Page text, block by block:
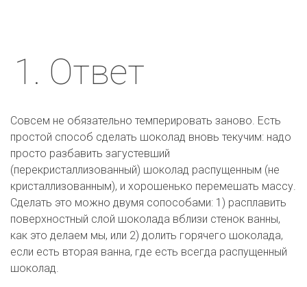
1. Ответ
Совсем не обязательно темперировать заново. Есть
простой способ сделать шоколад вновь текучим: надо
просто разбавить загустевший
(перекристаллизованный) шоколад распущенным (не
кристаллизованным), и хорошенько перемешать массу.
Сделать это можно двумя сопособами: 1) расплавить
поверхностный слой шоколада вблизи стенок ванны,
как это делаем мы, или 2) долить горячего шоколада,
если есть вторая ванна, где есть всегда распущенный
шоколад.